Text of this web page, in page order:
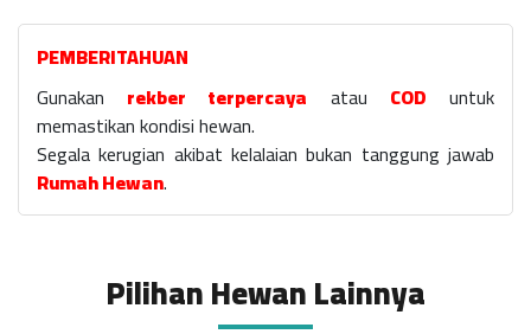
PEMBERITAHUAN
Gunakan rekber terpercaya atau COD untuk
memastikan kondisi hewan.
Segala kerugian akibat kelalaian bukan tanggung jawab
Rumah Hewan.
Pilihan Hewan Lainnya